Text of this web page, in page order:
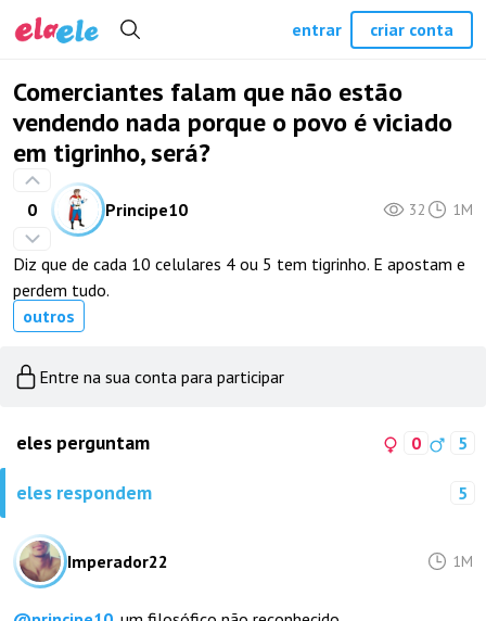
Comerciantes falam que não estão
vendendo nada porque o povo é viciado
em tigrinho, será?
0 Principe10 32 1M
Diz que de cada 10 celulares 4 ou 5 tem tigrinho. E apostam e
perdem tudo.
outros
Entre na sua conta para participar
eles perguntam 0 5
eles respondem 5
Imperador22 1M
entrar criar conta